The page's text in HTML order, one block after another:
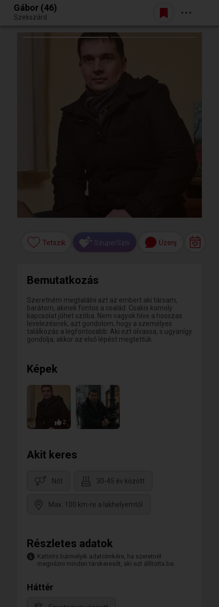
Egy jó randiból bármi lehet.
Belépés
Gábor (46)
Szekszárd
Tetszik SzuperSzív Üzenj
Bemutatkozás
Szeretném megtalálni azt az embert aki társam,
barátom, akinek fontos a család. Csakis komoly
kapcsolat jöhet szóba. Nem vagyok híve a hosszas
levelezésnek, azt gondolom, hogy a személyes
találkozás a legfontosabb. Aki ezt olvassa, s ugyanígy
gondolja, akkor az első lépést megtettük.
Képek
2
Akit keres
Nőt 30-45 év között
Max. 100 km-re a lakhelyemtől
Részletes adatok
Kattints bármelyik adatcímkére, ha szeretnél
megnézni minden társkeresőt, aki ezt állította be.
Háttér